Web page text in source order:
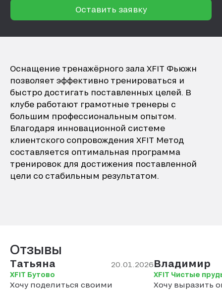
Оставить заявку
Оснащение тренажёрного зала XFIT Фьюжн
позволяет эффективно тренироваться и
быстро достигать поставленных целей. В
клубе работают грамотные тренеры с
большим профессиональным опытом.
Благодаря инновационной системе
клиентского сопровождения XFIT Метод
составляется оптимальная программа
тренировок для достижения поставленной
цели со стабильным результатом.
Отзывы
Татьяна 20.01.2026
XFIT Бутово
Хочу поделиться своими
Владимир
XFIT Чистые
Хочу выразить